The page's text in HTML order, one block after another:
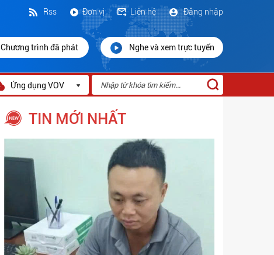
Đăng nhập
Liên hệ
Đơn vị
Rss
Chương trình đã phát Nghe và xem trực tuyến
Ứng dụng VOV
TIN MỚI NHẤT